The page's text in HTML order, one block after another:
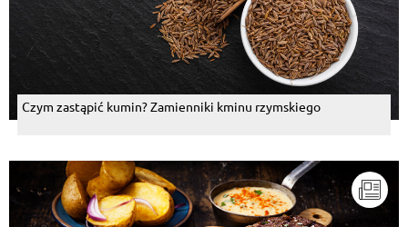
Czym zastąpić kumin? Zamienniki kminu rzymskiego